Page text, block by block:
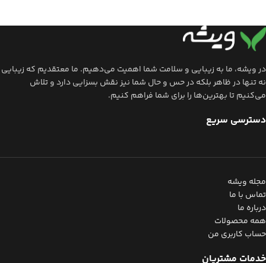
در ویشه، ما به زیبایی و سلامت شما اهمیت می‌دهیم. ما معتقدیم که زیبایی
نه تنها در ظاهر بلکه در حس و حال شما نیز نقش بسزایی دارد و تلاش
می‌کنیم تا بهترین‌ها را برای شما فراهم کنیم.
دسترسی سریع
مجله ویشه
تماس با ما
درباره ما
همه محصولات
حساب کاربری من
خدمات مشتریان